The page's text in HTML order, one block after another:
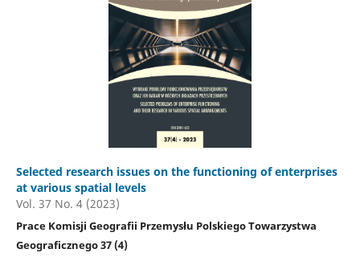
Selected research issues on the functioning of enterprises
at various spatial levels
Vol. 37 No. 4 (2023)
Prace Komisji Geografii Przemysłu Polskiego Towarzystwa
Geograficznego 37 (4)